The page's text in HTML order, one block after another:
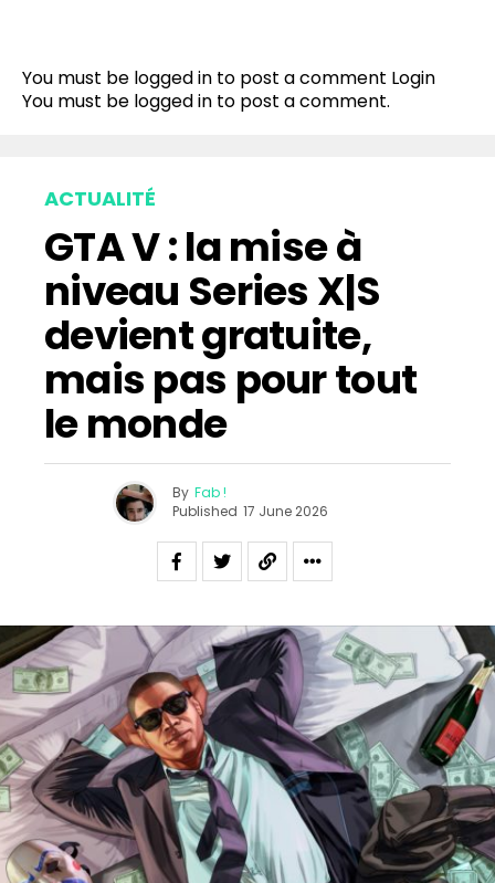
You must be logged in to post a comment Login
You must be logged in to post a comment.
ACTUALITÉ
GTA V : la mise à
niveau Series X|S
devient gratuite,
mais pas pour tout
le monde
By Fab !
Published 17 June 2026